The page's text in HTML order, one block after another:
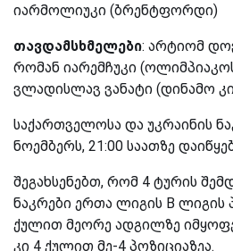
იარმოლიუკი (ბრენტფორდი)
თავდამსხმელები: არტიომ
რომან იარემჩუკი
ვლადისლავ ვანატი (დინამო
საქართველოსა და უკრაინის
ნოემბერს, 21:00 საათზე
შეგახსენებთ, რომ 4 ტურის
ნაკრები ერთა ლიგის B ლიგის
ქულით მეორე ადგილზე
კი 4 ქულით მე-4 პოზიციაზეა.